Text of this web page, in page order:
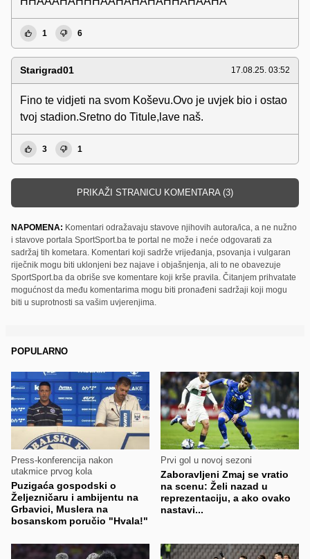
1 6
Starigrad01 17.08.25. 03:52
Fino te vidjeti na svom Koševu.Ovo je uvjek bio i ostao
tvoj stadion.Sretno do Titule,lave naš.
3 1
PRIKAŽI STRANICU KOMENTARA (3)
NAPOMENA: Komentari odražavaju stavove njihovih autora/ica, a ne nužno
i stavove portala SportSport.ba te portal ne može i neće odgovarati za
sadržaj tih kometara. Komentari koji sadrže vrijeđanja, psovanja i vulgaran
riječnik mogu biti uklonjeni bez najave i objašnjenja, ali to ne obavezuje
SportSport.ba da obriše sve komentare koji krše pravila. Čitanjem prihvatate
mogućnost da među komentarima mogu biti pronađeni sadržaji koji mogu
biti u suprotnosti sa vašim uvjerenjima.
POPULARNO
Press-konferencija nakon
utakmice prvog kola
Puzigaća gospodski o
Željezničaru i ambijentu na
Grbavici, Muslera na
bosanskom poručio "Hvala!"
Prvi gol u novoj sezoni
Zaboravljeni Zmaj se vratio
na scenu: Želi nazad u
reprezentaciju, a ako ovako
nastavi...